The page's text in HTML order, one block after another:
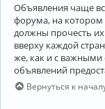
Объявления чаще
форума, на
должны прочесть
вверху каждой
же, как и с важными
объявлений
Вернуться к